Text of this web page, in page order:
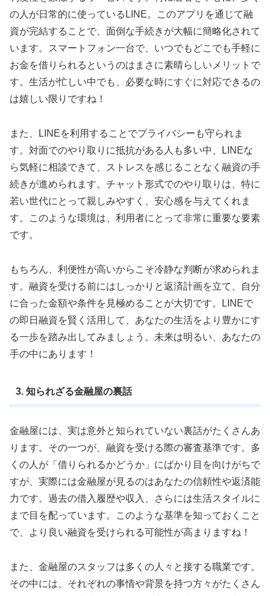
の人が日常的に使っているLINE。このアプリを通じて融
資が完結することで、面倒な手続きが大幅に簡略化されて
います。スマートフォン一台で、いつでもどこでも手軽に
お金を借りられるというのはまさに素晴らしいメリットで
す。生活が忙しい中でも、必要な時にすぐに対応できるの
は嬉しい限りですね！
また、LINEを利用することでプライバシーも守られま
す。対面でのやり取りに抵抗がある人も多い中、LINEな
ら気軽に相談できて、ストレスを感じることなく融資の手
続きが進められます。チャット形式でのやり取りは、特に
若い世代にとって親しみやすく、安心感を与えてくれま
す。このような環境は、利用者にとって非常に重要な要素
です。
もちろん、利便性が高いからこそ冷静な判断が求められま
す。融資を受ける前にはしっかりと返済計画を立て、自分
に合った金額や条件を見極めることが大切です。LINEで
の即日融資を賢く活用して、あなたの生活をより豊かにす
る一歩を踏み出してみましょう。未来は明るい、あなたの
手の中にあります！
3. 知られざる金融屋の裏話
金融屋には、実は意外と知られていない裏話がたくさんあ
ります。その一つが、融資を受ける際の審査基準です。多
くの人が「借りられるかどうか」にばかり目を向けがちで
すが、実際には金融屋が見るのはあなたの信頼性や返済能
力です。過去の借入履歴や収入、さらには生活スタイルに
まで目を配っています。このような基準を知っておくこと
で、より良い融資を受けられる可能性が高まりますね！
また、金融屋のスタッフは多くの人々と接する職業です。
その中には、それぞれの事情や背景を持つ方々がたくさん